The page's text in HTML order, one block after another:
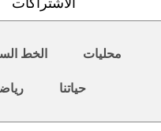
محليات الخط
حياتنا